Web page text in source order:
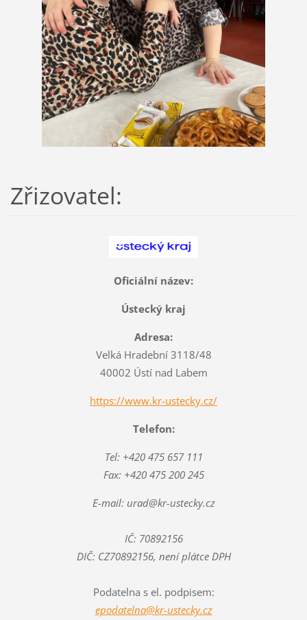
Zřizovatel:
Oficiální název:
Ústecký kraj
Adresa:
Velká Hradební 3118/48
40002 Ústí nad Labem
https://www.kr-ustecky.cz/
Telefon:
Tel: +420 475 657 111
Fax: +420 475 200 245
E-mail: urad@kr-ustecky.cz
IČ: 70892156
DIČ: CZ70892156, není plátce DPH
Podatelna s el. podpisem:
epodatelna@kr-ustecky.cz